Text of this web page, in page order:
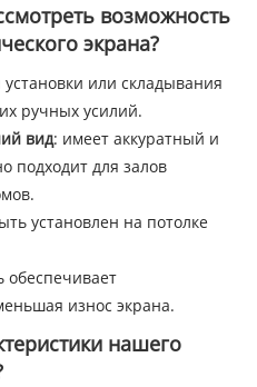
возможность
экрана?
установки или складывания
ручных усилий.
вид: имеет аккуратный и
подходит для залов
установлен на потолке
обеспечивает
износ экрана.
нашего